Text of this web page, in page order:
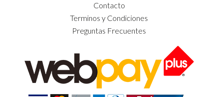
Contacto
Terminos y Condiciones
Preguntas Frecuentes